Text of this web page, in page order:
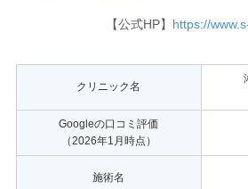
【公式HP】 https://
クリニック名
Googleの口コミ評価
（2026年1月時点）
施術名